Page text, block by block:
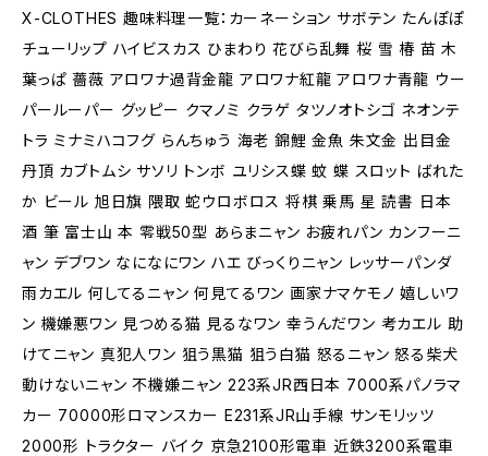
X-CLOTHES 趣味料理一覧：カーネーション サボテン たんぽぽ
チューリップ ハイビスカス ひまわり 花びら乱舞 桜 雪 椿 苗 木
葉っぱ 薔薇 アロワナ過背金龍 アロワナ紅龍 アロワナ青龍 ウー
パールーパー グッピー クマノミ クラゲ タツノオトシゴ ネオンテ
トラ ミナミハコフグ らんちゅう 海老 錦鯉 金魚 朱文金 出目金
丹頂 カブトムシ サソリ トンボ ユリシス蝶 蚊 蝶 スロット ばれた
か ビール 旭日旗 隈取 蛇ウロボロス 将棋 乗馬 星 読書 日本
酒 筆 富士山 本 零戦50型 あらまニャン お疲れパン カンフーニ
ャン デブワン なになにワン ハエ びっくりニャン レッサーパンダ
雨カエル 何してるニャン 何見てるワン 画家ナマケモノ 嬉しいワ
ン 機嫌悪ワン 見つめる猫 見るなワン 幸うんだワン 考カエル 助
けてニャン 真犯人ワン 狙う黒猫 狙う白猫 怒るニャン 怒る柴犬
動けないニャン 不機嫌ニャン 223系JR西日本 7000系パノラマ
カー 70000形ロマンスカー E231系JR山手線 サンモリッツ
2000形 トラクター バイク 京急2100形電車 近鉄3200系電車